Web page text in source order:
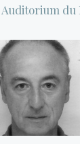
Auditorium du